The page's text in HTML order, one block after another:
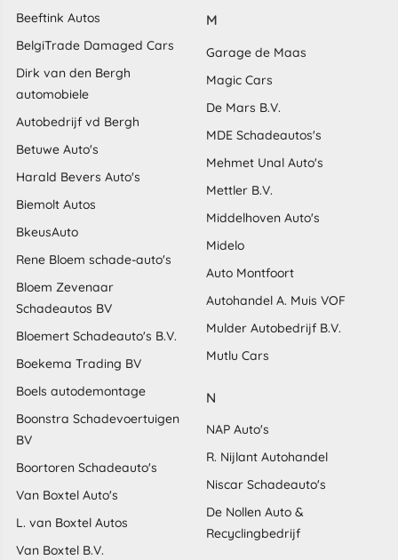
Beeftink Autos
BelgiTrade Damaged Cars
Dirk van den Bergh
automobiele
Autobedrijf vd Bergh
Betuwe Auto's
Harald Bevers Auto's
Biemolt Autos
BkeusAuto
Rene Bloem schade-auto's
Bloem Zevenaar
Schadeautos BV
Bloemert Schadeauto's B.V.
Boekema Trading BV
Boels autodemontage
Boonstra Schadevoertuigen
BV
Boortoren Schadeauto's
Van Boxtel Auto's
L. van Boxtel Autos
Van Boxtel B.V.
M
Garage de Maas
Magic Cars
De Mars B.V.
MDE Schadeautos's
Mehmet Unal Auto's
Mettler B.V.
Middelhoven Auto's
Midelo
Auto Montfoort
Autohandel A. Muis VOF
Mulder Autobedrijf B.V.
Mutlu Cars
N
NAP Auto's
R. Nijlant Autohandel
Niscar Schadeauto's
De Nollen Auto &
Recyclingbedrijf